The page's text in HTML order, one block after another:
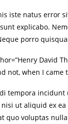
iste natus error
explicabo.
porro
David
not, when I
tempora
ut aliquid ex
quo voluptas